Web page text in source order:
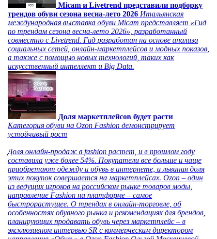
Micam и Livetrend представили подборку
трендов обуви сезона весна-лето 2026 Итальянская
международная выставка обуви Micam представляет «Гид
по трендам сезона весна-лето 2026», разработанный
совместно с Livetrend. Гид разработан на основе анализа
социальных сетей, онлайн-маркетплейсов и модных показов,
а также с помощью новых технологий, таких как
искусственный интеллект и Big Data.
Доля маркетплейсов будет расти
Категория обуви на Ozon Fashion демонстрирует
устойчивый рост
Доля онлайн-продаж в fashion растет, и в прошлом году
составила уже более 54%. Покупатели все больше и чаще
приобретают одежду и обувь в интернете, и львиная доля
этих покупок совершается на маркетплейсах. Ozon – один
из ведущих игроков на российском рынке товаров моды,
направление Fashion на платформе – самое
быстрорастущее. О трендах в онлайн-торговле, об
особенностях обувного рынка и рекомендациях для брендов,
планирующих продавать обувь через маркетплейс – в
эксклюзивном интервью SR с коммерческим директором